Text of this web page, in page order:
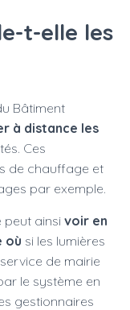
t-elle les
Bâtiment
à distance les
Ces
de chauffage et
par exemple.
peut ainsi voir en
où si les lumières
de mairie
le système en
gestionnaires